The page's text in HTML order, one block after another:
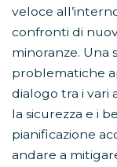
veloce
confronti di
minoranze. Una
problematiche
dialogo tra i vari
la sicurezza e i
pianificazione
andare a